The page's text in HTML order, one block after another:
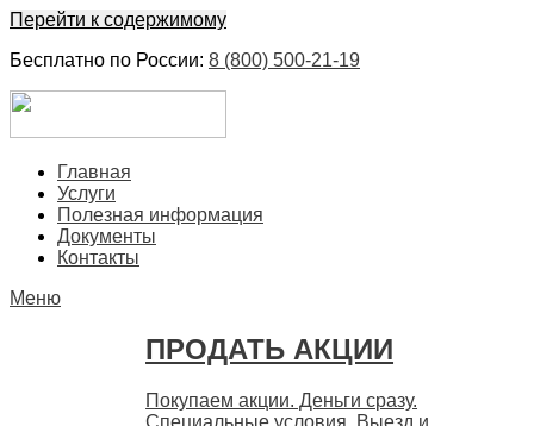
Перейти к содержимому
Бесплатно по России: 8 (800) 500-21-19
БыстроГлавная
Услуги
Полезная информация
Документы
Контакты
Меню
ПРОДАТЬ АКЦИИ
Покупаем акции. Деньги сразу.
Специальные условия. Выезд и